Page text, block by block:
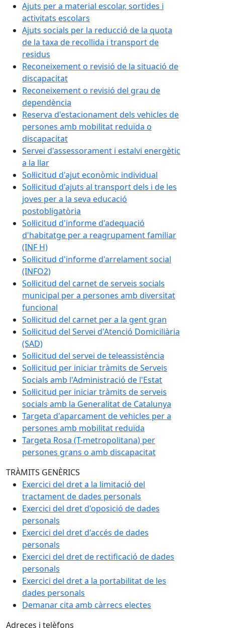
Ajuts per a material escolar, sortides i
activitats escolars
Ajuts socials per la reducció de la quota
de la taxa de recollida i transport de
residus
Reconeixement o revisió de la situació de
discapacitat
Reconeixement o revisió del grau de
dependència
Reserva d'estacionament dels vehicles de
persones amb mobilitat reduïda o
discapacitat
Servei d'assessorament i estalvi energètic
a la llar
Sol·licitud d'ajut econòmic individual
Sol·licitud d'ajuts al transport dels i de les
joves per a la seva educació
postobligatòria
Sol·licitud d'informe d'adequació
d'habitatge per a reagrupament familiar
(INF H)
Sol·licitud d'informe d'arrelament social
(INFO2)
Sol·licitud del carnet de serveis socials
municipal per a persones amb diversitat
funcional
Sol·licitud del carnet per a la gent gran
Sol·licitud del Servei d'Atenció Domiciliària
(SAD)
Sol·licitud del servei de teleassistència
Sol·licitud per iniciar tràmits de Serveis
Socials amb l'Administració de l'Estat
Sol·licitud per iniciar tràmits de serveis
socials amb la Generalitat de Catalunya
Targeta d'aparcament de vehicles per a
persones amb mobilitat reduïda
Targeta Rosa (T-metropolitana) per
persones grans o amb discapacitat
TRÀMITS GENÈRICS
Exercici del dret a la limitació del
tractament de dades personals
Exercici del dret d'oposició de dades
personals
Exercici del dret d'accés de dades
personals
Exercici del dret de rectificació de dades
personals
Exercici del dret a la portabilitat de les
dades personals
Demanar cita amb càrrecs electes
Adreces i telèfons